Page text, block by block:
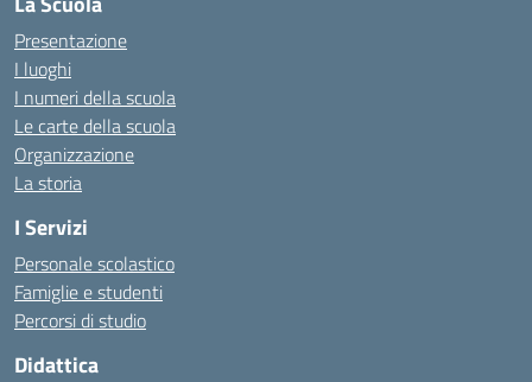
Presentazione
I luoghi
I numeri della scuola
Le carte della scuola
Organizzazione
La storia
I Servizi
Personale scolastico
Famiglie e studenti
Percorsi di studio
Didattica